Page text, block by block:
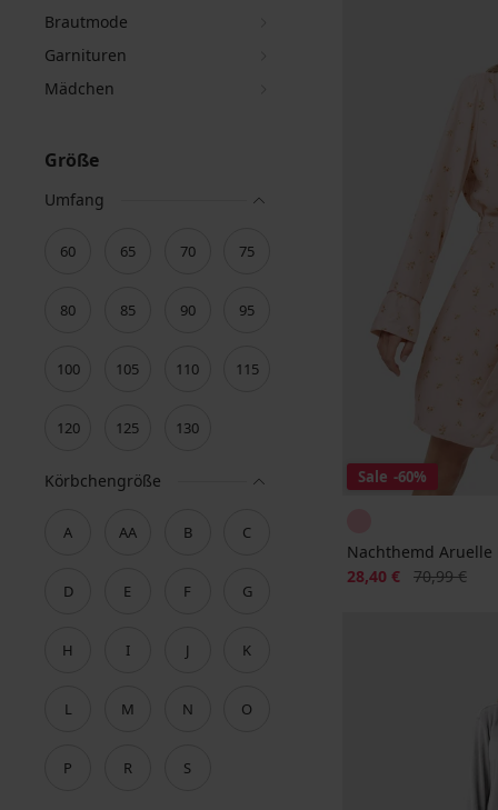
Brautmode
Garnituren
Mädchen
Größe
Umfang
60 65 70 75
80 85 90 95
100 105 110 115
120 125 130
Körbchengröße
A AA B C
D E F G
H I J K
L M N O
P R S
Sale -60%
Nachthemd Aruelle
Rabatt
28,40 € Alter Preis
70,99 €